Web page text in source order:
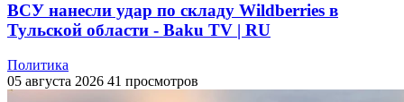
ВСУ нанесли удар по складу Wildberries в
Тульской области - Baku TV | RU
Политика
05 августа 2026 41 просмотров